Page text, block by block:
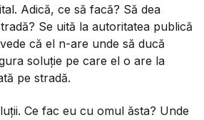
Adică, ce să facă? Să dea
Se uită la autoritatea publică
că el n-are unde să ducă
soluție pe care el o are la
pe stradă.
Ce fac eu cu omul ăsta? Unde